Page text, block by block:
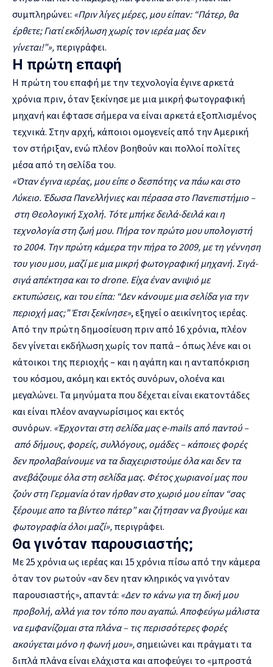
συμπληρώνει: «Πριν λίγες μέρες, μου είπαν: “Πάτερ, θα
έρθετε; Γιατί εκδήλωση χωρίς τον ιερέα μας δεν
γίνεται!”», περιγράφει.
Η πρώτη επαφή
Η πρώτη του επαφή με την τεχνολογία έγινε αρκετά
χρόνια πριν, όταν ξεκίνησε με μια μικρή φωτογραφική
μηχανή και έφτασε σήμερα να είναι αρκετά εξοπλισμένος
τεχνικά. Στην αρχή, κάποιοι ομογενείς από την Αμερική
τον στήριξαν, ενώ πλέον βοηθούν και πολλοί πολίτες
μέσα από τη σελίδα του.
«Όταν έγινα ιερέας, μου είπε ο δεσπότης να πάω και στο
Λύκειο. Έδωσα Πανελλήνιες και πέρασα στο Πανεπιστήμιο –
στη Θεολογική Σχολή. Τότε μπήκε δειλά-δειλά και η
τεχνολογία στη ζωή μου. Πήρα τον πρώτο μου υπολογιστή
το 2004. Την πρώτη κάμερα την πήρα το 2009, με τη γέννηση
του γιου μου, μαζί με μια μικρή φωτογραφική μηχανή. Σιγά-
σιγά απέκτησα και το drone. Είχα έναν ανιψιό με
εκτυπώσεις, και του είπα: “Δεν κάνουμε μια σελίδα για την
περιοχή μας;” Έτσι ξεκίνησε», εξηγεί ο αεικίνητος ιερέας.
Από την πρώτη δημοσίευση πριν από 16 χρόνια, πλέον
δεν γίνεται εκδήλωση χωρίς τον παπά – όπως λένε και οι
κάτοικοι της περιοχής– και η αγάπη και η ανταπόκριση
του κόσμου, ακόμη και εκτός συνόρων, ολοένα και
μεγαλώνει. Τα μηνύματα που δέχεται είναι εκατοντάδες
και είναι πλέον αναγνωρίσιμος και εκτός
συνόρων. «Έρχονται στη σελίδα μας e-mails από παντού–
από δήμους, φορείς, συλλόγους, ομάδες– κάποιες φορές
δεν προλαβαίνουμε να τα διαχειριστούμε όλα και δεν τα
ανεβάζουμε όλα στη σελίδα μας. Φέτος χωριανοί μας που
ζούν στη Γερμανία όταν ήρθαν στο χωριό μου είπαν “σας
ξέρουμε απο τα βίντεο πάτερ” και ζήτησαν να βγούμε και
φωτογραφία όλοι μαζί», περιγράφει.
Θα γινόταν παρουσιαστής;
Με 25 χρόνια ως ιερέας και 15 χρόνια πίσω από την κάμερα
όταν τον ρωτούν «αν δεν ηταν κληρικός να γινόταν
παρουσιαστής», απαντά: «Δεν το κάνω για τη δική μου
προβολή, αλλά για τον τόπο που αγαπώ. Αποφεύγω μάλιστα
να εμφανίζομαι στα πλάνα– τις περισσότερες φορές
ακούγεται μόνο η φωνή μου»,σημειώνει και πράγματι τα
διπλά πλάνα είναι ελάχιστα και αποφεύγει το «μπροστά